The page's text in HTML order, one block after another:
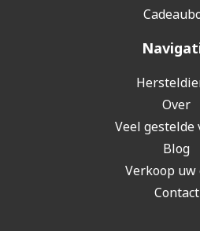
Over
Veel gestelde
Blog
Verkoop uw
Contact